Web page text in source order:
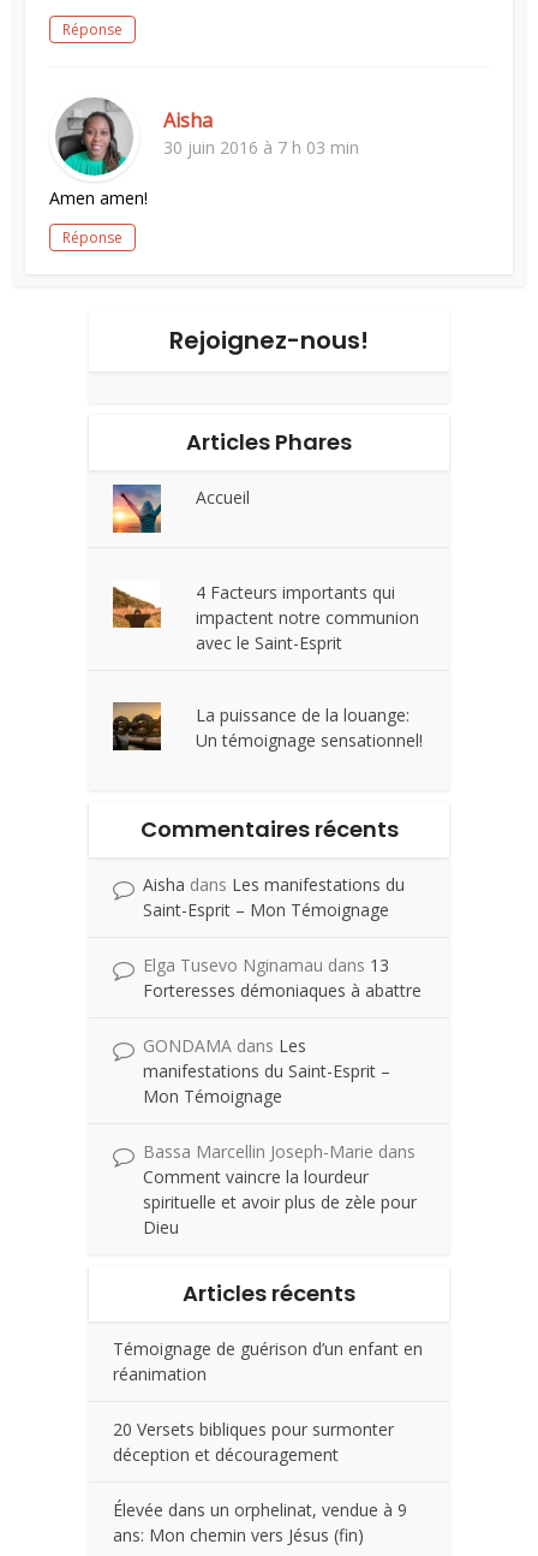
Réponse
Aisha
30 juin 2016 à 7 h 03 min
Amen amen!
Réponse
Rejoignez-nous!
Articles Phares
Accueil
4 Facteurs importants qui
impactent notre communion
avec le Saint-Esprit
La puissance de la louange:
Un témoignage sensationnel!
Commentaires récents
Aisha dans Les manifestations du
Saint-Esprit – Mon Témoignage
Elga Tusevo Nginamau dans 13
Forteresses démoniaques à abattre
GONDAMA dans Les
manifestations du Saint-Esprit –
Mon Témoignage
Bassa Marcellin Joseph-Marie dans
Comment vaincre la lourdeur
spirituelle et avoir plus de zèle pour
Dieu
Articles récents
Témoignage de guérison d’un enfant en
réanimation
20 Versets bibliques pour surmonter
déception et découragement
Élevée dans un orphelinat, vendue à 9
ans: Mon chemin vers Jésus (fin)